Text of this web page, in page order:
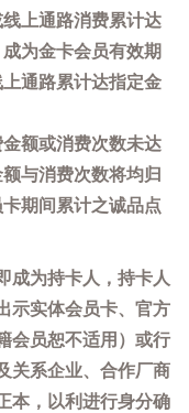
上通路消费累计达
为金卡会员有效期
通路累计达指定金
额或消费次数未达
与消费次数将均归
期间累计之诚品点
成为持卡人，持卡人
示实体会员卡、官方
会员恕不适用）或行
关系企业、合作厂商
本，以利进行身分确